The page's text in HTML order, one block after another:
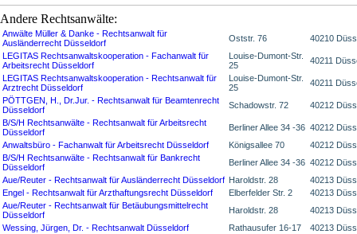
Andere Rechtsanwälte:
Anwälte Müller & Danke - Rechtsanwalt für
Ausländerrecht Düsseldorf
Oststr. 76
40210
LEGITAS Rechtsanwaltskooperation - Fachanwalt für
Arbeitsrecht Düsseldorf
Louise-Dumont-Str.
25
40211
LEGITAS Rechtsanwaltskooperation - Rechtsanwalt für
Arztrecht Düsseldorf
Louise-Dumont-Str.
25
40211
PÖTTGEN, H., Dr.Jur. - Rechtsanwalt für Beamtenrecht
Düsseldorf
Schadowstr. 72
40212
B/S/H Rechtsanwälte - Rechtsanwalt für Arbeitsrecht
Düsseldorf
Berliner Allee 34 -36 40212
Anwaltsbüro - Fachanwalt für Arbeitsrecht Düsseldorf
Königsallee 70
40212
B/S/H Rechtsanwälte - Rechtsanwalt für Bankrecht
Düsseldorf
Berliner Allee 34 -36 40212
Aue/Reuter - Rechtsanwalt für Ausländerrecht Düsseldorf Haroldstr. 28
40213
Engel - Rechtsanwalt für Arzthaftungsrecht Düsseldorf
Elberfelder Str. 2
40213
Aue/Reuter - Rechtsanwalt für Betäubungsmittelrecht
Düsseldorf
Haroldstr. 28
40213
Wessing, Jürgen, Dr. - Rechtsanwalt Düsseldorf
Rathausufer 16-17
40213